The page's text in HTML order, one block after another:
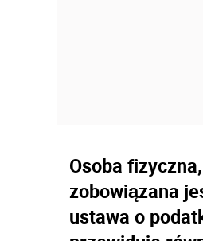
Osoba
zobowiązana
ustawa o